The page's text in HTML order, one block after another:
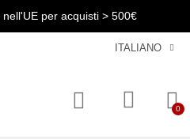
per acquisti > 500€
ITALIANO